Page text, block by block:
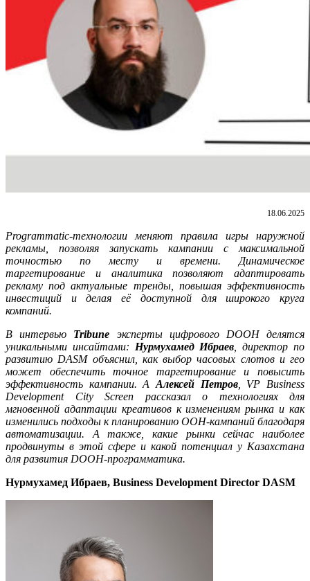
18.06.2025
Programmatic-технологии меняют правила игры наружной
рекламы, позволяя запускать кампании с максимальной
точностью по месту и времени. Динамическое
таргетирование и аналитика позволяют адаптировать
рекламу под актуальные тренды, повышая эффективность
инвестиций и делая её доступной для широкого круга
компаний.
В интервью Tribune эксперты цифрового DOOH делятся
уникальными инсайтами: Нурмухамед Ибраев , директор по
развитию DASM объяснил, как выбор часовых слотов и гео
может обеспечитьточное таргетирование
и повысить
эффективность кампании. ААлексей Петров, VP Business
Development City Screen рассказал о технологиях для
мгновенной адаптации креативов к изменениям рынка и как
изменились подходы к планированию OOH-кампаний благодаря
автоматизации. А также, какие рынки сейчас наиболее
продвинуты в этой сфере и какой потенциал у Казахстана
для развития DOOH-программатика.
Нурмухамед Ибраев, Business Development Director DASM